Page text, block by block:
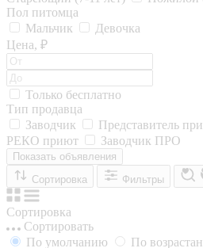
Пол питомца
Мальчик
Девочка
Цена, ₽
Только бесплатно
Тип продавца
Заводчик
Представитель
РЕКО приют
Заводчик ПРО
Показать объявления
Сортировка
Фильтры
Сортировка
Сортировать
По умолчанию
По